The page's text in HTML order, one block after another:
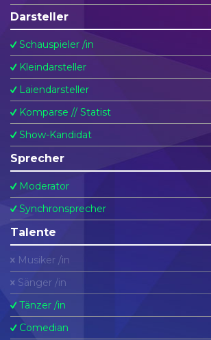
Darsteller
Schauspieler /in
Kleindarsteller
Laiendarsteller
Komparse // Statist
Show-Kandidat
Sprecher
Moderator
Synchronsprecher
Talente
Musiker /in
Sänger /in
Tänzer /in
Comedian